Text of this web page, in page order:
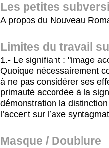
Les petites
A propos du Nouveau
Limites du travail
1.- Le signifiant : "image
Quoique nécessairement
à ne pas considérer ses
primauté accordée à la
démonstration la
l’accent sur l’axe
Masque / Doublure